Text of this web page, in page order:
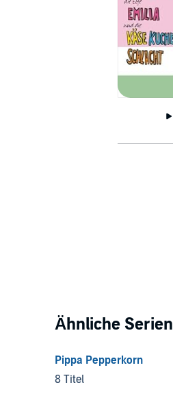
Ähnliche Serien
Pippa Pepperkorn
8 Titel